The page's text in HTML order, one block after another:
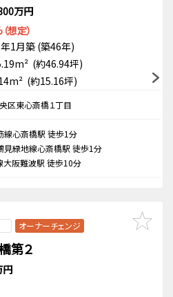
万円
想定）
1月築 (築46年)
(約46.94坪)
(約15.16坪)
区東心斎橋１丁目
線心斎橋駅 徒歩1分
見緑地線心斎橋駅 徒歩1分
大阪難波駅 徒歩10分
オーナーチェンジ
第２
円